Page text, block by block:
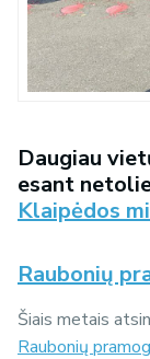
Daugiau
esant
Klaipėdos
Raubonių
Šiais metais
Raubonių